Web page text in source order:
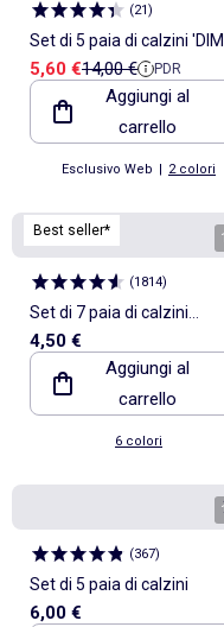
(21)
Set di 5 paia di calzini
Prezzo di vendita
5,60 €Prezzo di
14,00 € PDR
Aggiungi al
carrello
Esclusivo Web | 2 colori
Best seller* 1
(1814)
Set di 7 paia di calzini
invisibili
4,50 €
Aggiungi al
carrello
6 colori
(367)
Set di 5 paia di calzini
6,00 €